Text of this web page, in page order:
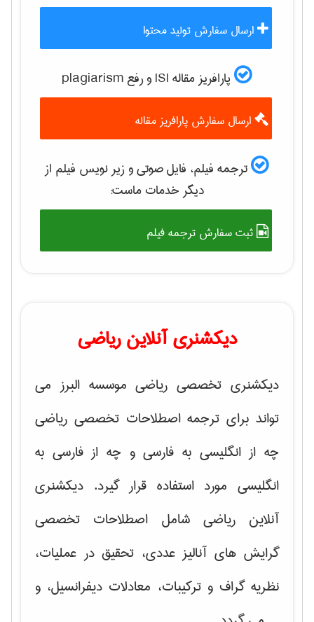
ارسال سفارش تولید محتوا
پارافریز مقاله ISI و رفع plagiarism
ارسال سفارش پارافریز مقاله
ترجمه فیلم، فایل صوتی و زیر نویس فیلم از
دیگر خدمات ماست:
ثبت سفارش ترجمه فیلم
دیکشنری آنلاین ریاضی
دیکشنری تخصصی ریاضی موسسه البرز می
تواند برای ترجمه اصطلاحات تخصصی ریاضی
چه از انگلیسی به فارسی و چه از فارسی به
انگلیسی مورد استفاده قرار گیرد. دیکشنری
آنلاین ریاضی شامل اصطلاحات تخصصی
گرایش های آنالیز عددی، تحقیق در عملیات،
نظریه گراف و تركیبات، معادلات دیفرانسیل، و